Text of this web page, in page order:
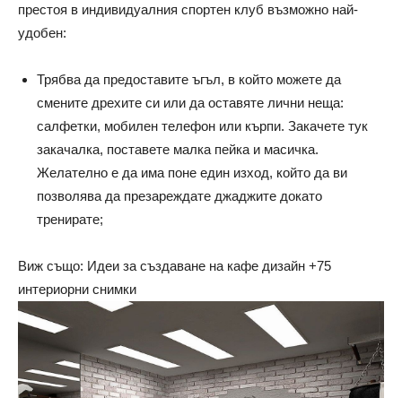
престоя в индивидуалния спортен клуб възможно най-
удобен:
Трябва да предоставите ъгъл, в който можете да
смените дрехите си или да оставяте лични неща:
салфетки, мобилен телефон или кърпи. Закачете тук
закачалка, поставете малка пейка и масичка.
Желателно е да има поне един изход, който да ви
позволява да презареждате джаджите докато
тренирате;
Виж също: Идеи за създаване на кафе дизайн +75
интериорни снимки